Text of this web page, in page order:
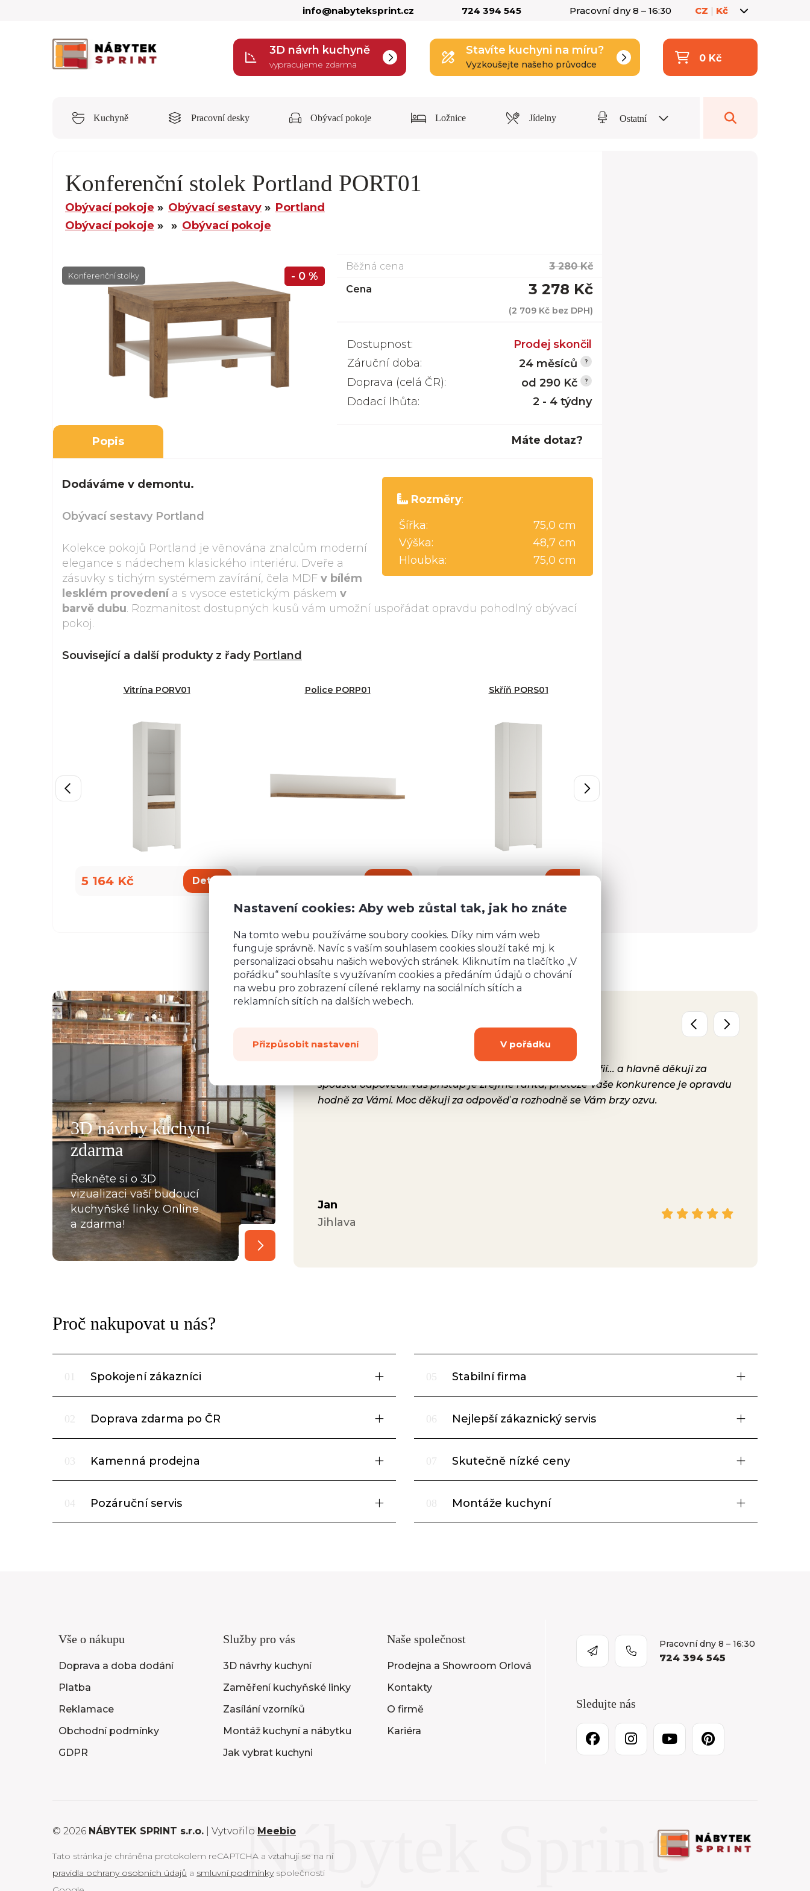
info@nabyteksprint.cz 724 394 545 Pracovní dny 8 – 16:30 CZ | Kč
3D návrh kuchyně
vypracujeme zdarma
Stavíte kuchyni na míru?
Vyzkoušejte našeho průvodce
0 Kč
Kuchyně Pracovní desky Obývací pokoje Ložnice Jídelny Ostatní
Konferenční stolek Portland PORT01
Obývací pokoje Obývací sestavy
Portland
Obývací pokoje
Obývací pokoje
Konferenční stolky - 0 %
Běžná cena
3 280 Kč
Cena
3 278 Kč
(2 709 Kč bez DPH)
Dostupnost:
Prodej skončil
Záruční doba:
24 měsíců
Doprava (celá ČR):
od 290 Kč
Dodací lhůta:
2 - 4 týdny
Popis Máte dotaz?
Rozměry:
Šířka:
75,0 cm
Výška:
48,7 cm
Hloubka:
75,0 cm
Dodáváme v demontu.
Obývací sestavy Portland
Kolekce pokojů Portland je věnována znalcům moderní
elegance s nádechem klasického interiéru. Dveře a
zásuvky s tichým systémem zavírání, čela MDF v bílém
lesklém provedenía s vysoce estetickým páskem v
barvě dubu. Rozmanitost dostupných kusů vám umožní uspořádat opravdu pohodlný obývací
pokoj.
Související a další produkty z řady Portland
Vitrína PORV01
5 164 Kč Detail
Police PORP01 Skříň PORS01
3D návrhy kuchyní
zdarma
Řekněte si o 3D
vizualizaci vaší budoucí
kuchyňské linky. Online
a zdarma!
deseti. Kuchyň je krásná a kvalitní. Ochotný personál,
mi pomohla se vším a komunikovala ihned, bez prodlení.
které jsme postupně upravovaly, stejně tak mi poslala i
pracovních desek a korpusů skříní. Montéři u nás strávili
s každou překážkou, která na ně ať už ze strany
křivých zdí apod., vykoukla. Nakonec při předání
Jsem nadšený z vašeho rychlého jednání, ochoty, fotografií... a hlavně děkuji za
spoustu odpovědí. Váš přístup je zřejmě rarita, protože Vaše konkurence je opravdu
hodně za Vámi. Moc děkuji za odpověď a rozhodně se Vám brzy ozvu.
Jan
Jihlava
Proč nakupovat u nás?
01 Spokojení zákazníci
02 Doprava zdarma po ČR
03 Kamenná prodejna
04 Pozáruční servis
05 Stabilní firma
06 Nejlepší zákaznický servis
07 Skutečně nízké ceny
08 Montáže kuchyní
Vše o nákupu
Doprava a doba dodání
Platba
Reklamace
Obchodní podmínky
GDPR
Služby pro vás
3D návrhy kuchyní
Zaměření kuchyňské linky
Zasílání vzorníků
Montáž kuchyní a nábytku
Jak vybrat kuchyni
Naše společnost
Prodejna a Showroom Orlová
Kontakty
O firmě
Kariéra
Pracovní dny 8 – 16:30
724 394 545
Sledujte nás
© 2026 NÁBYTEK SPRINT s.r.o. | Vytvořilo Meebio
Tato stránka je chráněna protokolem reCAPTCHA a vztahují se na ní
pravidla ochrany osobních údajů a smluvní podmínkyspolečnosti
Nastavení cookies: Aby web zůstal tak, jak ho znáte
Na tomto webu používáme soubory cookies. Díky nim vám web
funguje správně. Navíc s vaším souhlasem cookies slouží také mj. k
personalizaci obsahu našich webových stránek. Kliknutím na tlačítko „V
pořádku“ souhlasíte s využívaním cookies a předáním údajů o chování
na webu pro zobrazení cílené reklamy na sociálních sítích a
reklamních sítích na dalších webech.
Přizpůsobit nastavení V pořádku